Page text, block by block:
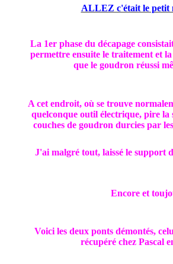
ALLEZ c'était le petit
La 1er phase du décapage
permettre ensuite le traitement et
que le goudron réussi
A cet endroit, où se trouve
quelconque outil électrique, pire la
couches de goudron durcies par
J'ai malgré tout, laissé le support
Encore et
Voici les deux ponts démontés,
récupéré chez Pascal